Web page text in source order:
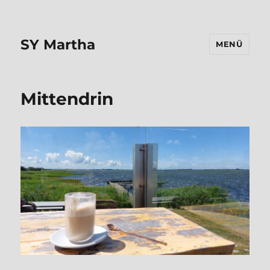
SY Martha MENÜ
Mittendrin